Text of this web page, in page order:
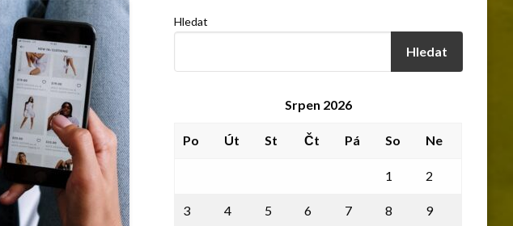
Hledat
Hledat
Srpen 2026
Po Út St Čt Pá So Ne
1 2
3 4 5 6 7 8 9